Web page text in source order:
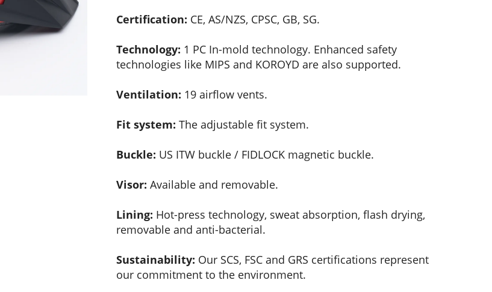
Certification: CE, AS/NZS, CPSC, GB, SG.
Technology: 1 PC In-mold technology. Enhanced safety
technologies like MIPS and KOROYD are also supported.
Ventilation: 19 airflow vents.
Fit system: The adjustable fit system.
Buckle: US ITW buckle / FIDLOCK magnetic buckle.
Visor: Available and removable.
Lining: Hot-press technology, sweat absorption, flash drying,
removable and anti-bacterial.
Sustainability: Our SCS, FSC and GRS certifications represent
our commitment to the environment.